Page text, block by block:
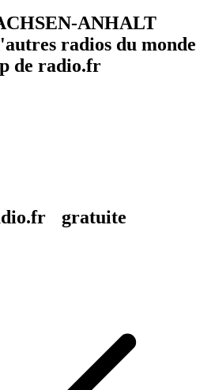
ANHALT
radios du monde
de radio.fr
gratuite